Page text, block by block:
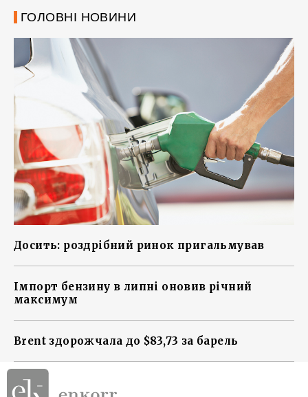
ГОЛОВНІ НОВИНИ
Досить: роздрібний ринок пригальмував
Імпорт бензину в липні оновив річний
максимум
Brent здорожчала до $83,73 за барель